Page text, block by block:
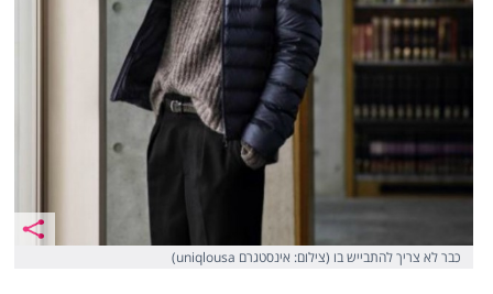
כבר לא צריך להתבייש בו (צילום: אינסטגרם uniqlousa)